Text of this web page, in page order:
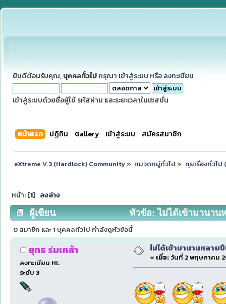
ยินดีต้อนรับคุณ, บุคคลทั่วไปกรุณา เข้าสู่ระบบ หรือ ลงทะเบียน
เข้าสู่ระบบด้วยชื่อผู้ใช้ รหัสผ่าน และระยะเวลาในเซสชั่น
หน้าแรก ปฏิทิน Gallery เข้าสู่ระบบ สมัครสมาชิก
eXtreme V.3 (Hardlock) Community» หมวดหมู่ทั่วไป » คุยเรื่องทั่วไป
หน้า: [1] ลงล่าง
ผู้เขียน หัวข้อ: ไม่ได้เข้ามานาน
0 สมาชิก และ 1 บุคคลทั่วไป กำลังดูหัวข้อนี้
ยุทธ ร่มเกล้า
ลงทะเบียน HL
ระดับ 3
ไม่ได้เข้ามานานหลาย
« เมื่อ:วันที่ 2 พฤษภาคม